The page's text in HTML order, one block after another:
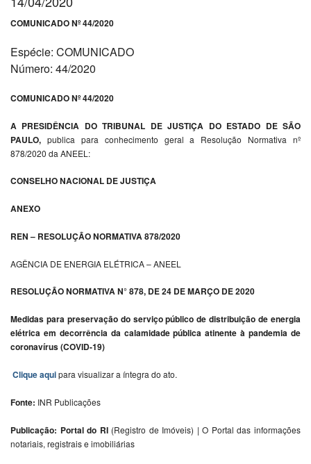
COMUNICADO Nº 44/2020
Espécie: COMUNICADO
Número: 44/2020
COMUNICADO Nº 44/2020
A PRESIDÊNCIA DO TRIBUNAL DE JUSTIÇA DO ESTADO DE SÃO
PAULO, publica para conhecimento geral a Resolução Normativa nº
878/2020 da ANEEL:
CONSELHO NACIONAL DE JUSTIÇA
ANEXO
REN – RESOLUÇÃO NORMATIVA 878/2020
AGÊNCIA DE ENERGIA ELÉTRICA – ANEEL
RESOLUÇÃO NORMATIVA N° 878, DE 24 DE MARÇO DE 2020
Medidas para preservação do serviço público de distribuição de energia
elétrica em decorrência da calamidade pública atinente à pandemia de
coronavírus (COVID-19)
Clique aquipara visualizar a íntegra do ato.
Fonte: INR Publicações
Publicação: Portal do RI(Registro de Imóveis) | O Portal das informações
notariais, registrais e imobiliárias